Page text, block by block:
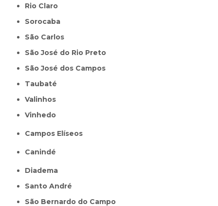
Rio Claro
Sorocaba
São Carlos
São José do Rio Preto
São José dos Campos
Taubaté
Valinhos
Vinhedo
Campos Elíseos
Canindé
Diadema
Santo André
São Bernardo do Campo